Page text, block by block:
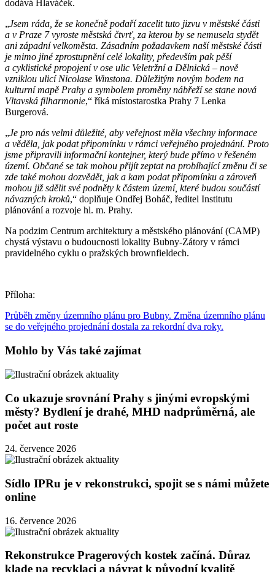
dodává Hlaváček.
„Jsem ráda, že se konečně podaří zacelit tuto jizvu v městské části
a v Praze 7 vyroste městská čtvrť, za kterou by se nemusela stydět
ani západní velkoměsta. Zásadním požadavkem naší městské části
je mimo jiné zprostupnění celé lokality, především pak pěší
a cyklistické propojení v ose ulic Veletržní a Dělnická – nově
vzniklou ulicí Nicolase Winstona. Důležitým novým bodem na
kulturní mapě Prahy a symbolem proměny nábřeží se stane nová
Vltavská filharmonie,“ říká místostarostka Prahy 7 Lenka
Burgerová.
„Je pro nás velmi důležité, aby veřejnost měla všechny informace
a věděla, jak podat připomínku v rámci veřejného projednání. Proto
jsme připravili informační kontejner, který bude přímo v řešeném
území. Občané se tak mohou přijít zeptat na probíhající změnu či se
zde také mohou dozvědět, jak a kam podat připomínku a zároveň
mohou již sdělit své podněty k částem území, které budou součástí
návazných kroků,“ doplňuje Ondřej Boháč, ředitel Institutu
plánování a rozvoje hl. m. Prahy.
Na podzim Centrum architektury a městského plánování (CAMP)
chystá výstavu o budoucnosti lokality Bubny-Zátory v rámci
pravidelného cyklu o pražských brownfieldech.
Příloha:
Průběh změny územního plánu pro Bubny. Změna územního plánu
se do veřejného projednání dostala za rekordní dva roky.
Mohlo by Vás také zajímat
Co ukazuje srovnání Prahy s jinými evropskými
městy? Bydlení je drahé, MHD nadprůměrná, ale
počet aut roste
24. července 2026
Sídlo IPRu je v rekonstrukci, spojit se s námi můžete
online
16. července 2026
Rekonstrukce Pragerových kostek začíná. Důraz
klade na recyklaci a návrat k původní kvalitě